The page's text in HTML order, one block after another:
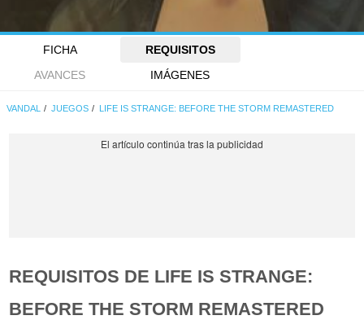
FICHA
REQUISITOS
AVANCES
IMÁGENES
VANDAL JUEGOS LIFE IS STRANGE: BEFORE THE STORM REMASTERED
REQUISITOS DE LIFE IS STRANGE:
BEFORE THE STORM REMASTERED